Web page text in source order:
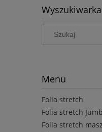
Wyszukiwarka
Menu
Folia stretch
Folia stretch
Folia stretch